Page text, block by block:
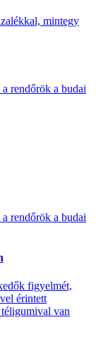
mintegy
rendőrök a budai
rendőrök a budai
figyelmét,
érintett
téligumival van